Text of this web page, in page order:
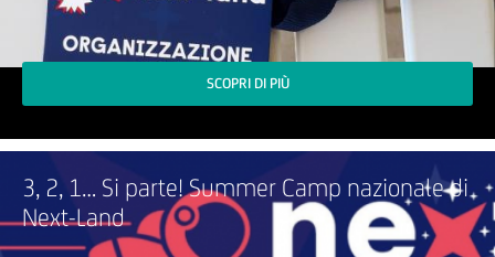
SCOPRI DI PIÙ
3, 2, 1… Si parte! Summer Camp nazionale di
Next-Land